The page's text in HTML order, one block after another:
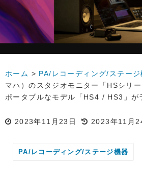
ホーム > PA/レコーディング/ステージ
マハ）のスタジオモニター「HSシリ
ポータブルなモデル「HS4 / HS3」が
2023年11月23日 2023年11月
PA/レコーディング/ステージ機器